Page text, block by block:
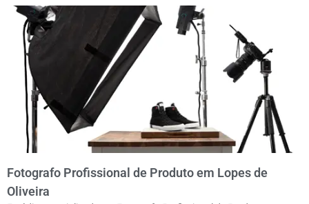
Fotografo Profissional de Produto em Lopes de
Oliveira